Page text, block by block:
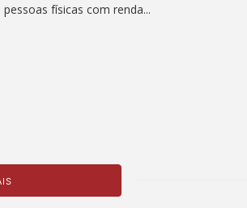
físicas com renda...